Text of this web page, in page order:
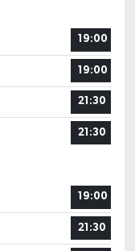
19:00
19:00
21:30
21:30
19:00
21:30